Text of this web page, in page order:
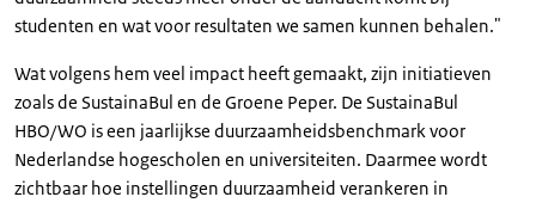
studenten en wat voor resultaten we samen kunnen behalen."
Wat volgens hem veel impact heeft gemaakt, zijn initiatieven
zoals de SustainaBul en de Groene Peper. De SustainaBul
HBO/WO is een jaarlijkse duurzaamheidsbenchmark voor
Nederlandse hogescholen en universiteiten. Daarmee wordt
zichtbaar hoe instellingen duurzaamheid verankeren in